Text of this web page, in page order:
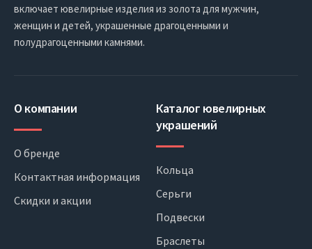
включает ювелирные изделия из золота для мужчин,
женщин и детей, украшенные драгоценными и
полудрагоценными камнями.
О компании
О бренде
Контактная информация
Скидки и акции
Каталог ювелирных
украшений
Кольца
Серьги
Подвески
Браслеты